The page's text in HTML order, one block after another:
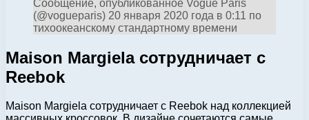
Сообщение, опубликованное Vogue Paris
(@vogueparis) 20 января 2020 года в 0:11 по
тихоокеанскому стандартному времени
Maison Margiela сотрудничает с
Reebok
Maison Margiela сотрудничает с Reebok над коллекцией